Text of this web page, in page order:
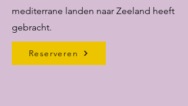
mediterrane landen naar Zeeland heeft
gebracht.
Reserveren